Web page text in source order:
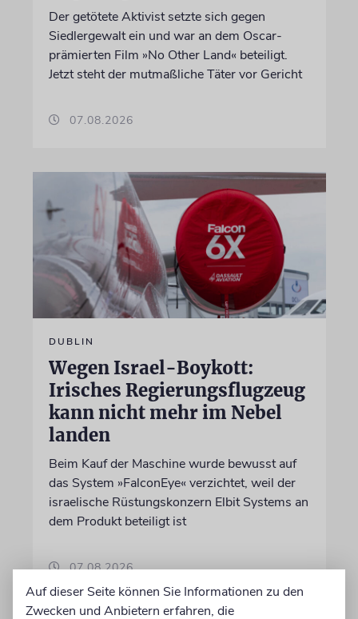
Der getötete Aktivist setzte sich gegen
Siedlergewalt ein und war an dem Oscar-
prämierten Film »No Other Land« beteiligt.
Jetzt steht der mutmaßliche Täter vor Gericht
07.08.2026
DUBLIN
Wegen Israel-Boykott:
Irisches Regierungsflugzeug
kann nicht mehr im Nebel
landen
Beim Kauf der Maschine wurde bewusst auf
das System »FalconEye« verzichtet, weil der
israelische Rüstungskonzern Elbit Systems an
dem Produkt beteiligt ist
07.08.2026
Auf dieser Seite können Sie Informationen zu den
Zwecken und Anbietern erfahren, die